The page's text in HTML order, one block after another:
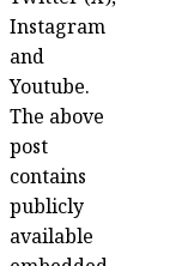
Instagram
and
Youtube.
The above
post
contains
publicly
available